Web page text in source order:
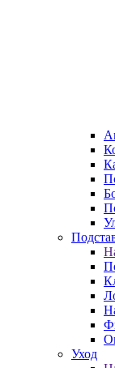
Уход